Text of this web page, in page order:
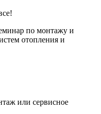
по монтажу и
отопления и
или сервисное